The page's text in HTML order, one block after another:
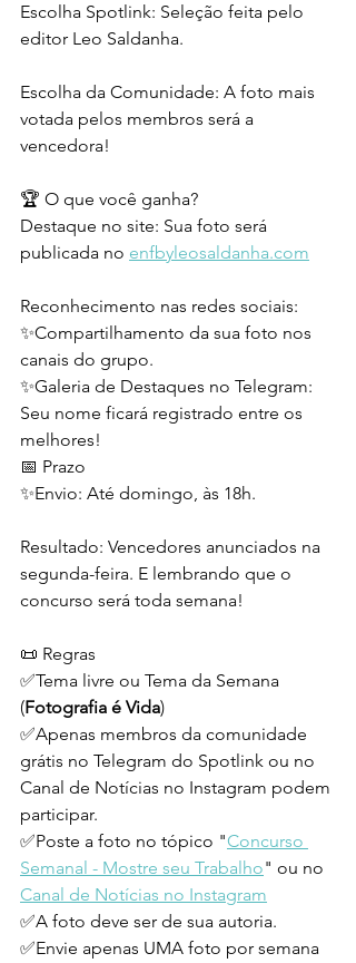
Escolha Spotlink: Seleção feita pelo
editor Leo Saldanha.
Escolha da Comunidade: A foto mais
votada pelos membros será a
vencedora!
🏆 O que você ganha?
Destaque no site: Sua foto será
publicada no enfbyleosaldanha.com
Reconhecimento nas redes sociais:
✨Compartilhamento da sua foto nos
canais do grupo.
✨Galeria de Destaques no Telegram:
Seu nome ficará registrado entre os
melhores!
📅 Prazo
✨Envio: Até domingo, às 18h.
Resultado: Vencedores anunciados na
segunda-feira. E lembrando que o
concurso será toda semana!
📜 Regras
✅Tema livre ou Tema da Semana
(Fotografia é Vida)
✅Apenas membros da comunidade
grátis no Telegram do Spotlink ou no
Canal de Notícias no Instagram podem
participar.
✅Poste a foto no tópico "Concurso
Semanal - Mostre seu Trabalho" ou no
Canal de Notícias no Instagram
✅A foto deve ser de sua autoria.
✅Envie apenas UMA foto por semana